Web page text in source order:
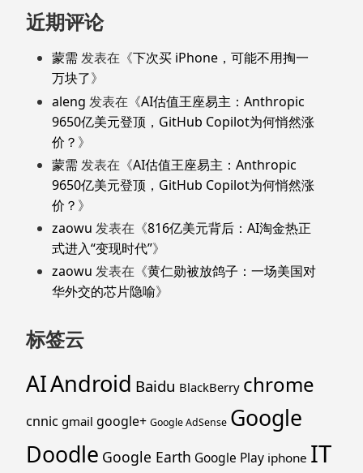
近期评论
蒙需 发表在《下次买 iPhone，可能不用掏一
万块了》
aleng 发表在《AI估值王座易主：Anthropic
9650亿美元登顶，GitHub Copilot为何悄然涨
价？ 》
蒙需 发表在《AI估值王座易主：Anthropic
9650亿美元登顶，GitHub Copilot为何悄然涨
价？ 》
zaowu 发表在《816亿美元背后：AI淘金热正
式进入“变现时代”》
zaowu 发表在《黄仁勋被放鸽子：一场美国对
华外交的芯片隐喻》
标签云
AIAndroid Baidu BlackBerry chrome
cnnic gmail google+ Google AdSense Google
Doodle Google Earth Google Play iphone IT